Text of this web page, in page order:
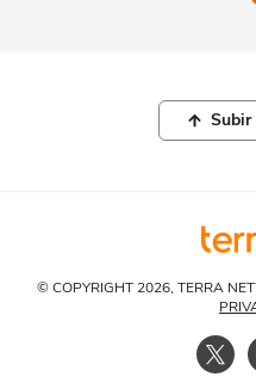
Subir
© COPYRIGHT 2026, TERRA